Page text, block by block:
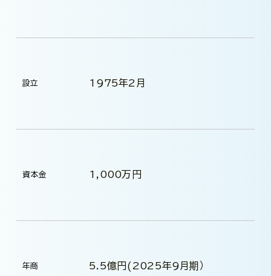
設立 1975年2月
資本金 1,000万円
年商 5.5億円(2025年9月期）